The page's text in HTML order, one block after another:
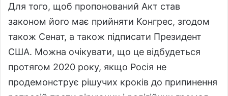
Для того, щоб пропонований Акт став
законом його має прийняти Конгрес, згодом
також Сенат, а також підписати Президент
США. Можна очікувати, що це відбудеться
протягом 2020 року, якщо Росія не
продемонструє рішучих кроків до припинення